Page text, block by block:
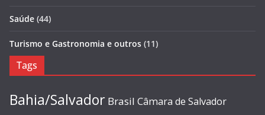
Saúde (44)
Turismo e Gastronomia e outros (11)
Tags
Bahia/Salvador Brasil Câmara de Salvador